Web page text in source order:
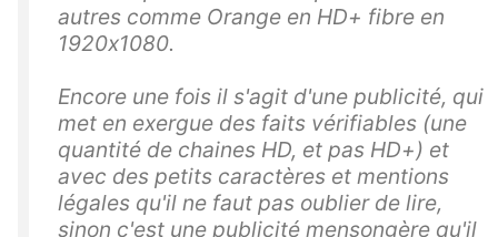
autres comme Orange en HD+ fibre en
1920x1080.
Encore une fois il s'agit d'une publicité, qui
met en exergue des faits vérifiables (une
quantité de chaines HD, et pas HD+) et
avec des petits caractères et mentions
légales qu'il ne faut pas oublier de lire,
sinon c'est une publicité mensongère qu'il